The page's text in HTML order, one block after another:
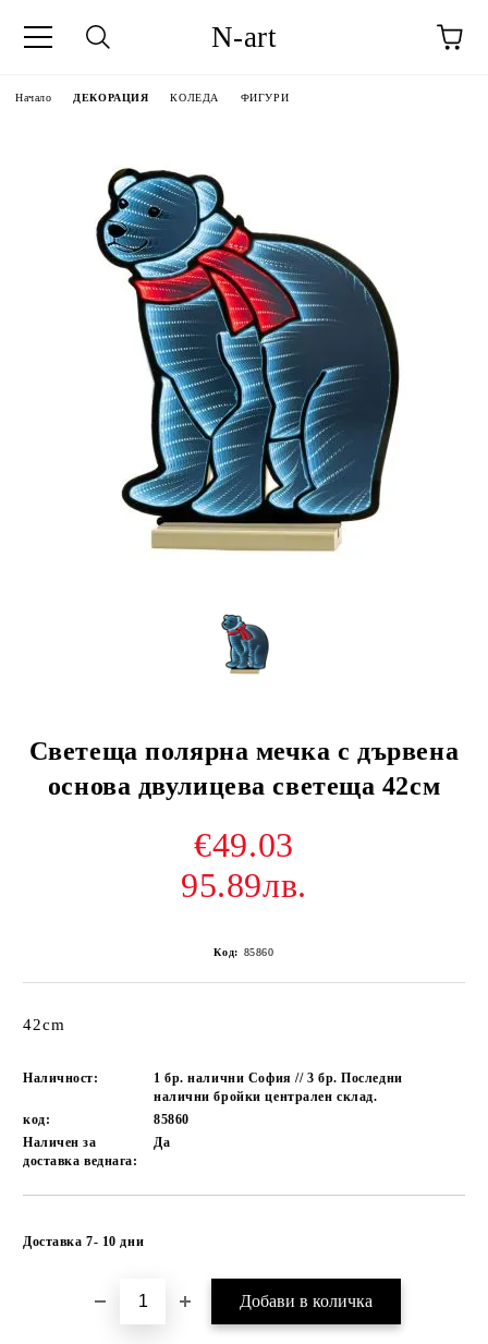
N-art
Начало ДЕКОРАЦИЯ КОЛЕДА ФИГУРИ
Светеща полярна мечка с дървена
основа двулицева светеща 42см
€49.03
95.89лв.
Код: 85860
42cm
Наличност:
1 бр. налични София // 3 бр. Последни
налични бройки централен склад.
код:
85860
Наличен за
доставка веднага:
Да
Доставка 7- 10 дни